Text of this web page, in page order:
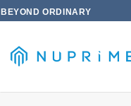
BEYOND ORDINARY